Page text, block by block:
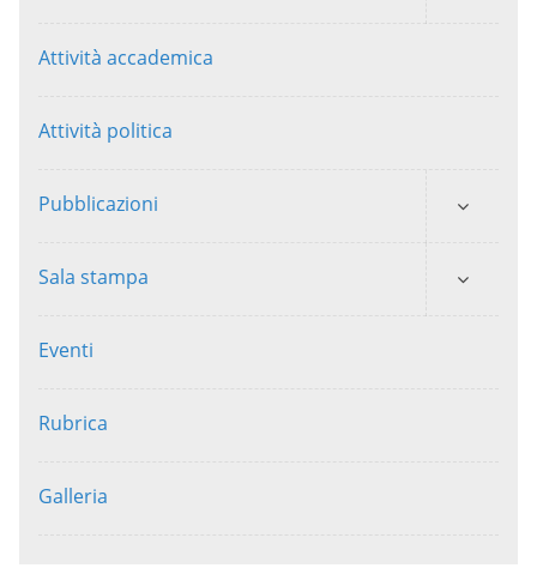
Attività accademica
Attività politica
Pubblicazioni
Sala stampa
Eventi
Rubrica
Galleria